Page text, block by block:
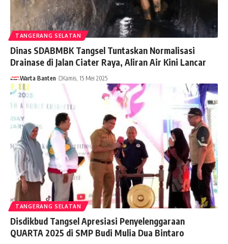
TANGERANG SELATAN
Dinas SDABMBK Tangsel Tuntaskan Normalisasi
Drainase di Jalan Ciater Raya, Aliran Air Kini Lancar
Warta Banten Kamis, 15 Mei 2025
TANGERANG SELATAN
Disdikbud Tangsel Apresiasi Penyelenggaraan
QUARTA 2025 di SMP Budi Mulia Dua Bintaro